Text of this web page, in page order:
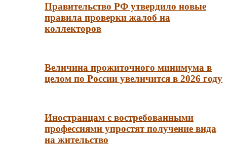
Правительство РФ утвердило новые
правила проверки жалоб на
коллекторов
Величина прожиточного минимума в
целом по России увеличится в 2026 году
Иностранцам с востребованными
профессиями упростят получение вида
на жительство